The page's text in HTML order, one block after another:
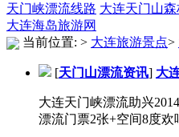
天门峡漂流线路 大连天门山森
大连海岛旅游网
当前位置: > 大连旅游景点>
[天门山漂流资讯] 大
大连天门峡漂流助兴
漂流门票2张+空间8度